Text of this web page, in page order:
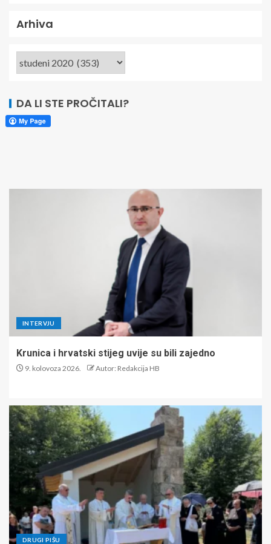
Arhiva
DA LI STE PROČITALI?
INTERVJU
Krunica i hrvatski stijeg uvije su bili zajedno
9. kolovoza 2026. Autor: Redakcija HB
DRUGI PIŠU